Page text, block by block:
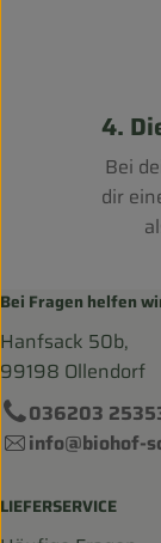
4.
Bei
dir
Bei Fragen helfen
Hanfsack 50b,
99198 Ollendorf
036203
info@biohof-
LIEFERSERVICE